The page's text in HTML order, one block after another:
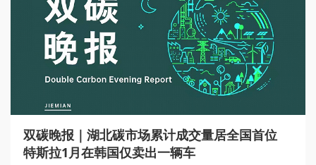
双碳晚报｜湖北碳市场累计成交量居全国首位
特斯拉1月在韩国仅卖出一辆车